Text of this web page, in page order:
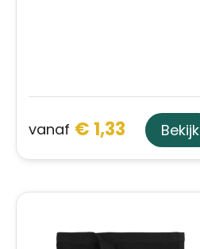
vanaf € 1,33 Bekijk